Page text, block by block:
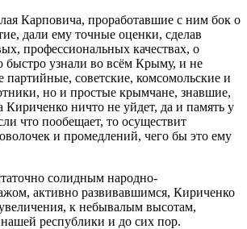
Карповича, проработавшие с ним бок о
дали ему точные оценки, сделав
профессиональных качествах, о
быстро узнали во всём Крыму, и не
партийные, советские, комсомольские и
но и простые крымчане, знавшие,
Кириченко ничто не уйдет, да и память у
что пообещает, то осуществит
и промедлений, чего бы это ему
солидным народно-
активно развивавшимся, Кириченко
к небывалым высотам,
республики и до сих пор.